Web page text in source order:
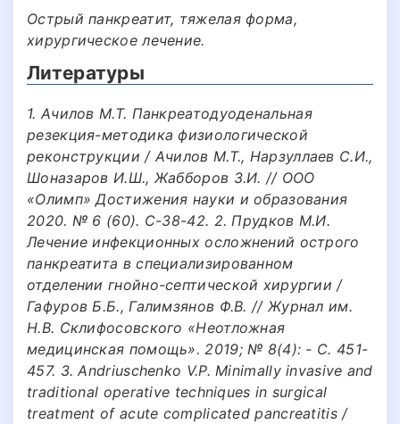
Острый панкреатит, тяжелая форма,
хирургическое лечение.
Литературы
1. Ачилов М.Т. Панкреатодуоденальная
резекция-методика физиологической
реконструкции / Ачилов М.Т., Нарзуллаев С.И.,
Шоназаров И.Ш., Жабборов З.И. // ООО
«Олимп» Достижения науки и образования
2020. № 6 (60). С-38-42. 2. Прудков М.И.
Лечение инфекционных осложнений острого
панкреатита в специализированном
отделении гнойно-септической хирургии /
Гафуров Б.Б., Галимзянов Ф.В. // Журнал им.
Н.В. Склифосовского «Неотложная
медицинская помощь». 2019; № 8(4): - С. 451-
457. 3. Andriuschenko V.P. Minimally invasive and
traditional operative techniques in surgical
treatment of acute complicated pancreatitis /